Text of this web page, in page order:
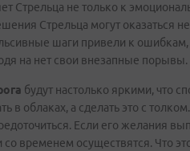
Стрельца не только к
Стрельца могут оказаться
шаги привели к
на нет свои внезапные порывы.
будут настолько яркими, что
в облаках, а сделать это с
Если его желания
со временем осуществятся. Что